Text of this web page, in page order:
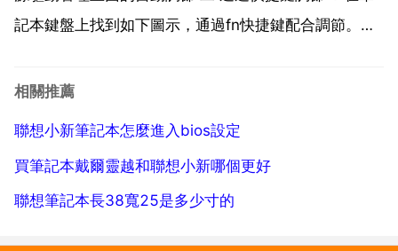
記本鍵盤上找到如下圖示，通過fn快捷鍵配合調節。如
降低亮度則按fn 如圖所示 2 不同機型的鍵盤，增加 降
相關推薦
聯想小新筆記本怎麼進入bios設定
買筆記本戴爾靈越和聯想小新哪個更好
聯想筆記本長38寬25是多少寸的